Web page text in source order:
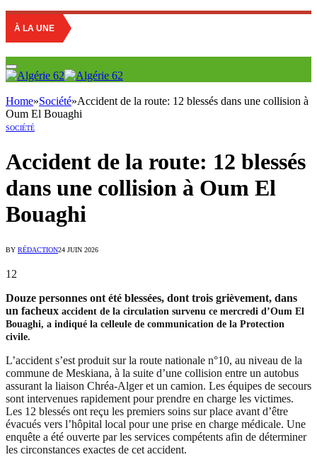
À LA UNE
Home»Société»Accident de la route: 12 blessés dans une collision à
Oum El Bouaghi
SOCIÉTÉ
Accident de la route: 12 blessés
dans une collision à Oum El
Bouaghi
BY RÉDACTION24 JUIN 2026
12
Douze personnes ont été blessées, dont trois grièvement, dans
un facheux accident de la circulation survenu ce mercredi d’Oum El
Bouaghi, a indiqué la celleule de communication de la Protection
civile.
L’accident s’est produit sur la route nationale n°10, au niveau de la
commune de Meskiana, à la suite d’une collision entre un autobus
assurant la liaison Chréa-Alger et un camion. Les équipes de secours
sont intervenues rapidement pour prendre en charge les victimes.
Les 12 blessés ont reçu les premiers soins sur place avant d’être
évacués vers l’hôpital local pour une prise en charge médicale. Une
enquête a été ouverte par les services compétents afin de déterminer
les circonstances exactes de cet accident.